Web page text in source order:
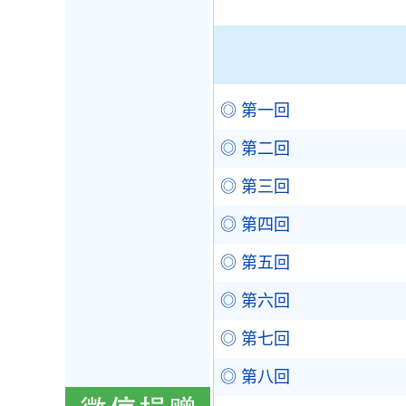
◎ 第一回
◎ 第二回
◎ 第三回
◎ 第四回
◎ 第五回
◎ 第六回
◎ 第七回
◎ 第八回